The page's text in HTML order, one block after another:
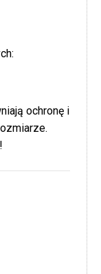
ochronę i